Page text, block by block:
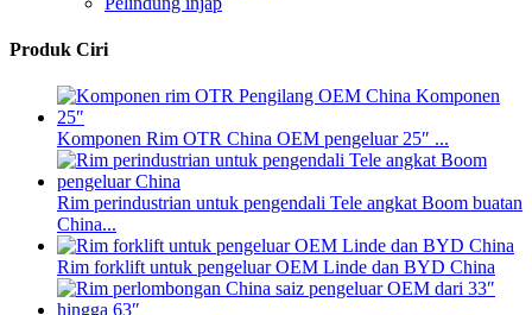
Produk Ciri
Komponen Rim OTR China OEM pengeluar 25″ ...
Rim perindustrian untuk pengendali Tele angkat Boom buatan
China...
Rim forklift untuk pengeluar OEM Linde dan BYD China